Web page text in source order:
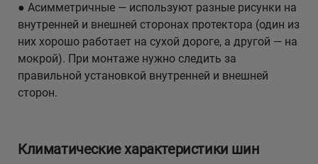
● Асимметричные — используют разные рисунки на
внутренней и внешней сторонах протектора (один из
них хорошо работает на сухой дороге, а другой — на
мокрой). При монтаже нужно следить за
правильной установкой внутренней и внешней
сторон.
Климатические характеристики шин